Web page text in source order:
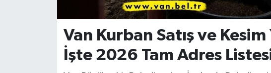
Van Kurban Satış ve Kesim
İşte 2026 Tam Adres